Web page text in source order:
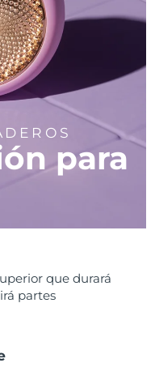
para
que durará
partes